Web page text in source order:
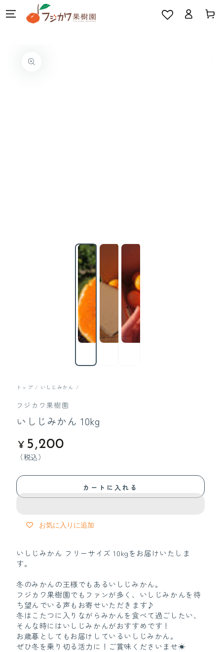
コンテンツにスキッ
プする
イ
ー
る
トップ / いしじみかん /
フジカワ果樹園
いしじみかん 10kg
定
価
¥ 5,200
（税込）
カートに入れる
お気に入りに追加
いしじみかん フリーサイズ 10kgをお届けいたしま
す。
冬のみかんの王様でもあるいしじみかん。
フジカワ果樹園でもファンが多く、いしじみかんを待
ち望んでいる声もお寄せいただきます♪
冬はこたつに入りながらみかんを食べて過ごしたい、
そんな時にはいしじみかんがおすすめです！
お歳暮としてもお届けしているいしじみかん。
ぜひ冬を乗り切る活力に！ご賞味くださいませ☀